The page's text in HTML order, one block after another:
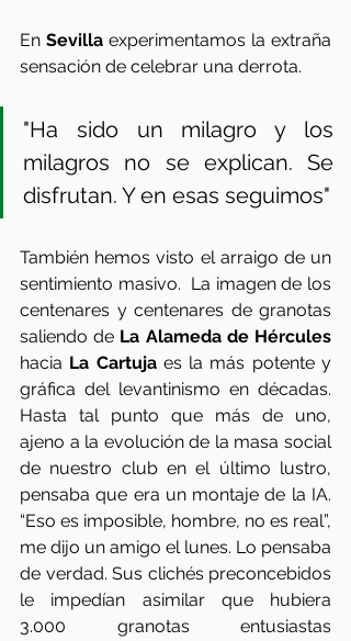
En Sevilla experimentamos la extraña
sensación de celebrar una derrota.
"Ha sido un milagro y los
milagros no se explican. Se
disfrutan. Y en esas seguimos"
También hemos visto el arraigo de un
sentimiento masivo.  La imagen de los
centenares y centenares de granotas
saliendo de La Alameda de Hércules
hacia La Cartuja es la más potente y
gráfica del levantinismo en décadas.
Hasta tal punto que más de uno,
ajeno a la evolución de la masa social
de nuestro club en el último lustro,
pensaba que era un montaje de la IA.
“Eso es imposible, hombre, no es real”,
me dijo un amigo el lunes. Lo pensaba
de verdad. Sus clichés preconcebidos
le impedían asimilar que hubiera
3.000 granotas entusiastas